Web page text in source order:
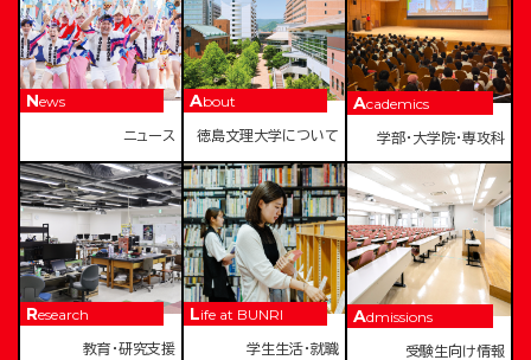
News
ニュース
About
徳島文理大学について
Academics
学部・大学院・専攻科
Research
教育・研究支援
Life at BUNRI
学生生活・就職
Admissions
受験生向け情報